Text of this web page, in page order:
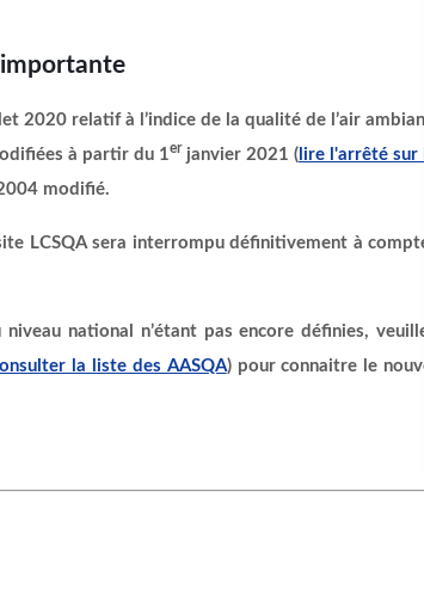
2020 relatif à l’indice de la qualité de l’air
à partir du 1er janvier 2021 ( lire l'arrêté sur
modifié.
LCSQA sera interrompu définitivement à
national n’étant pas encore définies,
la liste des AASQA) pour connaitre le